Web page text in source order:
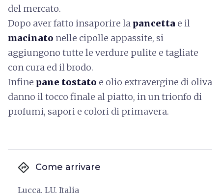
del mercato.
Dopo aver fatto insaporire la pancetta e il
macinato nelle cipolle appassite, si
aggiungono tutte le verdure pulite e tagliate
con cura ed il brodo.
Infine pane tostato e olio extravergine di oliva
danno il tocco finale al piatto, in un trionfo di
profumi, sapori e colori di primavera.
directions Come arrivare
Lucca, LU, Italia